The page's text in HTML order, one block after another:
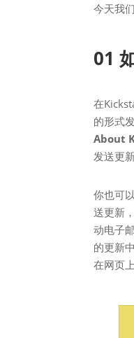
今天我
01
在
的形式发
About
发送更
你也可
送更新
动电子
的更新
在网页上